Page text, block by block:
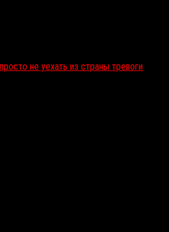
не уехать из страны тревоги